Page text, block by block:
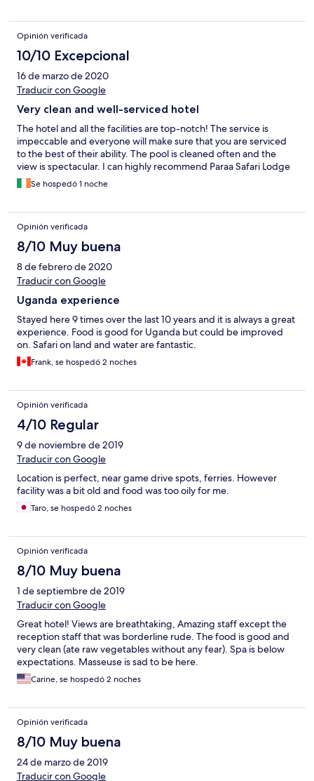
Opinión verificada
10/10 Excepcional
16 de marzo de 2020
Traducir con Google
Very clean and well-serviced hotel
The hotel and all the facilities are top-notch! The service is
impeccable and everyone will make sure that you are serviced
to the best of their ability. The pool is cleaned often and the
view is spectacular. I can highly recommend Paraa Safari Lodge
Se hospedó 1 noche
Opinión verificada
8/10 Muy buena
8 de febrero de 2020
Traducir con Google
Uganda experience
Stayed here 9 times over the last 10 years and it is always a great
experience. Food is good for Uganda but could be improved
on. Safari on land and water are fantastic.
Frank, se hospedó 2 noches
Opinión verificada
4/10 Regular
9 de noviembre de 2019
Traducir con Google
Location is perfect, near game drive spots, ferries. However
facility was a bit old and food was too oily for me.
Taro, se hospedó 2 noches
Opinión verificada
8/10 Muy buena
1 de septiembre de 2019
Traducir con Google
Great hotel! Views are breathtaking, Amazing staff except the
reception staff that was borderline rude. The food is good and
very clean (ate raw vegetables without any fear). Spa is below
expectations. Masseuse is sad to be here.
Carine, se hospedó 2 noches
Opinión verificada
8/10 Muy buena
24 de marzo de 2019
Traducir con Google